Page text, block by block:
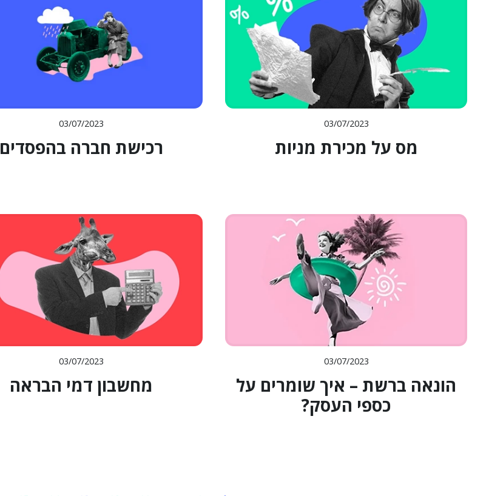
03/07/2023
מס על מכירת מניות
03/07/2023
רכישת חברה בהפסדים
03/07/2023
הונאה ברשת – איך שומרים על
כספי העסק?
03/07/2023
מחשבון דמי הבראה